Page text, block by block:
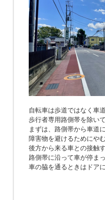
自転車は歩道ではなく車
歩行者専用路側帯を除い
まずは、路側帯から車道
障害物を避けるためにや
後方から来る車との接触
路側帯に沿って車が停ま
車の脇を通るときはドア